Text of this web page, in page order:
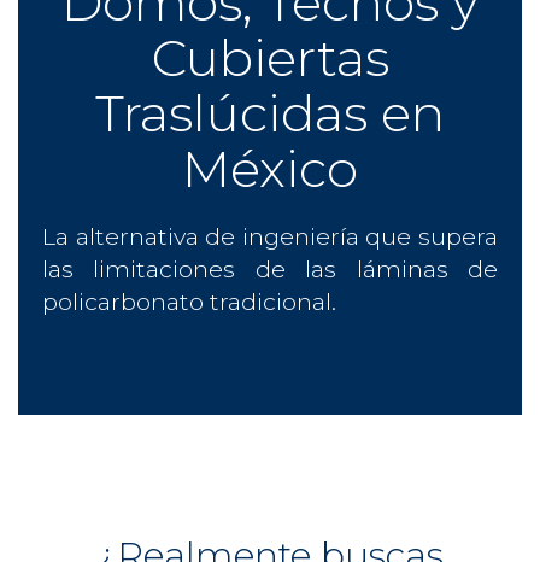
Domos, Techos y
Cubiertas
Traslúcidas en
México
La alternativa de ingeniería que supera
las limitaciones de las láminas de